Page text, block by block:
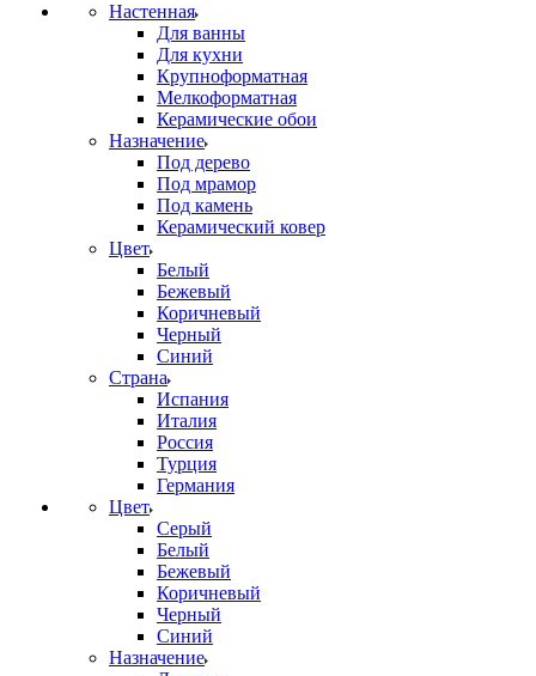
Настенная
Для ванны
Для кухни
Крупноформатная
Мелкоформатная
Керамические обои
Назначение
Под дерево
Под мрамор
Под камень
Керамический ковер
Цвет
Белый
Бежевый
Коричневый
Черный
Синий
Страна
Испания
Италия
Россия
Турция
Германия
Цвет
Серый
Белый
Бежевый
Коричневый
Черный
Синий
Назначение